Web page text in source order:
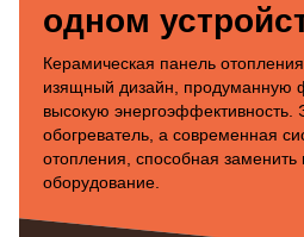
одном
Керамическая панель
изящный дизайн, продуманную
высокую энергоэффективность.
обогреватель, а современная
отопления, способная заменить
оборудование.